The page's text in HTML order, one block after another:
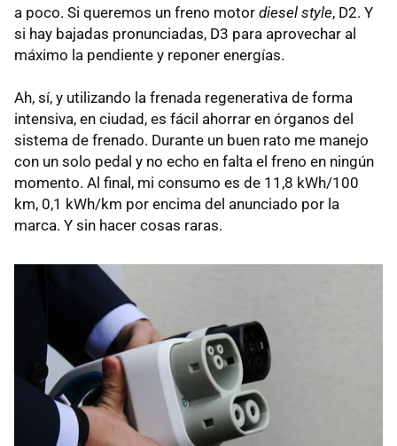
a poco. Si queremos un freno motor diesel style, D2. Y
si hay bajadas pronunciadas, D3 para aprovechar al
máximo la pendiente y reponer energías.
Ah, sí, y utilizando la frenada regenerativa de forma
intensiva, en ciudad, es fácil ahorrar en órganos del
sistema de frenado. Durante un buen rato me manejo
con un solo pedal y no echo en falta el freno en ningún
momento. Al final, mi consumo es de 11,8 kWh/100
km, 0,1 kWh/km por encima del anunciado por la
marca. Y sin hacer cosas raras.